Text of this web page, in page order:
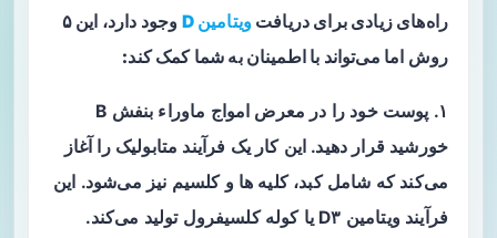
راه‌های زیادی برای دریافت ویتامین D
وجود دارد، این ۵
روش اما می‌تواند با اطمینان به شما کمک کند:
۱. پوست خود را در معرض امواج ماوراء بنفش B
خورشید قرار دهید. این کار یک فرآیند متابولیک را آغاز
می‌کند که شامل کبد، کلیه ها و کلسیم نیز می‌شود. این
فرآیند ویتامین D۳ یا کوله کلسیفرول تولید می‌کند.